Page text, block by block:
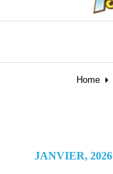
Home
JANVIER, 2026